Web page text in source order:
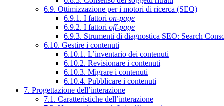
6.9. Ottimizzazione per i motori di ricerca (SEO)
6.9.1. I fattori on-page
6.9.2. I fattori off-page
6.9.3. Strumenti di diagnostica SEO: Search
6.10. Gestire i contenuti
6.10.1. L’inventario dei contenuti
6.10.2. Revisionare i contenuti
6.10.3. Migrare i contenuti
6.10.4. Pubblicare i contenuti
7. Progettazione dell’interazione
7.1. Caratteristiche dell’interazione